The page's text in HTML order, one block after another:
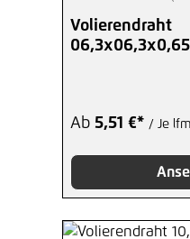
Volierendraht
Ab 5,51 €* / Je lfm